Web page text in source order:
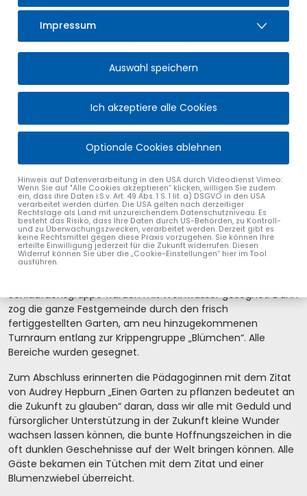
des Kriegs in der Ukraine überschattet waren, und bedankte
sich für die gute Zusammenarbeit von Marktgemeinde,
Handwerkern, Kitateam, Eltern und Kindern. So ist nun die
Baumaßnahme im laufenden Betrieb zur Zufriedenheit aller
abgeschlossen und Frau Schneider überreichte einen
großen Schlüssel aus Laugengebäck, den sich die Kinder
schmecken lassen konnten. Die Leiterinnen Karin Graber-
Vehoff und Pia Hollender zeigten anhand eines Schaubilds
wie sich die Kita in den letzten dreißig Jahren entwickelt hat,
und nun ein großes buntes Windrad aus sechs Gruppen
entstanden ist, dass sich immer wieder flexibel den
gesellschaftlichen Strömungen anpassen kann, aber ein
großes Ganzes geblieben und fest in einer gemeinsamen
pädagogischen Kultur verankert ist.
Anschließend zeigten Herr Pfarrer Drischberger und Herr
Pfarrer Sonnemeyer, dass auch dieses Haus für die Kinder
Sulzbergs dem Wunsch Gottes, alle Menschen zu vereinen,
und sie zum gemeinschaftlichen, fürsorglichen Handeln
Schlaufuchsgruppe wurden mit Weihwasser gesegnet. Dann
zog die ganze Festgemeinde durch den frisch
fertiggestellten Garten, am neu hinzugekommenen
Turnraum entlang zur Krippengruppe „Blümchen“. Alle
Bereiche wurden gesegnet.
Zum Abschluss erinnerten die Pädagoginnen mit dem Zitat
von Audrey Hepburn „Einen Garten zu pflanzen bedeutet an
die Zukunft zu glauben“ daran, dass wir alle mit Geduld und
fürsorglicher Unterstützung in der Zukunft kleine Wunder
wachsen lassen können, die bunte Hoffnungszeichen in die
oft dunklen Geschehnisse auf der Welt bringen können. Alle
Gäste bekamen ein Tütchen mit dem Zitat und einer
Blumenzwiebel überreicht.
Impressum
Auswahl speichern
Ich akzeptiere alle Cookies
Optionale Cookies ablehnen
Hinweis auf Datenverarbeitung in den USA durch Videodienst Vimeo:
Wenn Sie auf "Alle Cookies akzeptieren“ klicken, willigen Sie zudem
ein, dass ihre Daten i.S.v. Art. 49 Abs. 1 S. 1 lit. a) DSGVO in den USA
verarbeitet werden dürfen. Die USA gelten nach derzeitiger
Rechtslage als Land mit unzureichendem Datenschutzniveau. Es
besteht das Risiko, dass Ihre Daten durch US-Behörden, zu Kontroll-
und zu Überwachungszwecken, verarbeitet werden. Derzeit gibt es
keine Rechtsmittel gegen diese Praxis vorzugehen. Sie können Ihre
erteilte Einwilligung jederzeit für die Zukunft widerrufen. Diesen
Widerruf können Sie über die „Cookie-Einstellungen“ hier im Tool
ausführen.